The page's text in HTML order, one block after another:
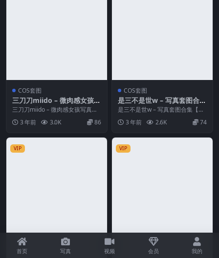
COS套图
三刀刀miido – 微肉感女孩写
真套图合集【持续更新中】
三刀刀miido – 微肉感女孩写真套
图合集【持续更新中】 资源简介
「资源名称...
3 年前 3.0K 86
COS套图
是三不是世w – 写真套图合集
【持续更新中】
是三不是世w – 写真套图合集【持
续更新中】 资源简介 「资源名
称」：是三不是世...
3 年前 2.6K 74
VIP VIP
首页 写真 视频 会员 我的